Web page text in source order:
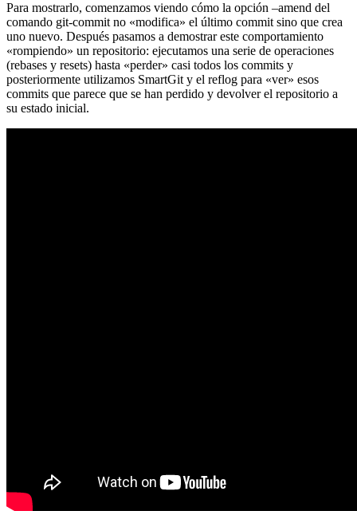
Para mostrarlo, comenzamos viendo cómo la opción –amend del
comando git-commit no «modifica» el último commit sino que crea
uno nuevo. Después pasamos a demostrar este comportamiento
«rompiendo» un repositorio: ejecutamos una serie de operaciones
(rebases y resets) hasta «perder» casi todos los commits y
posteriormente utilizamos SmartGit y el reflog para «ver» esos
commits que parece que se han perdido y devolver el repositorio a
su estado inicial.